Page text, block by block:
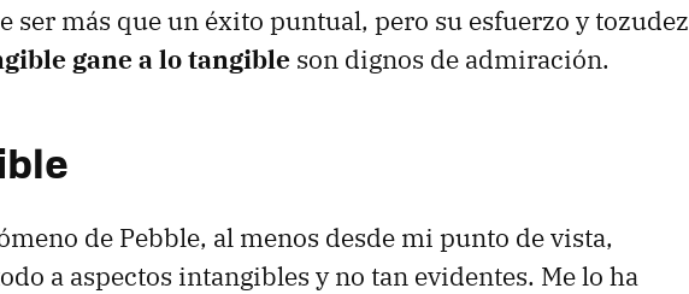
ser más que un éxito puntual, pero su esfuerzo y tozudez
gane a lo tangible son dignos de admiración.
de Pebble, al menos desde mi punto de vista,
a aspectos intangibles y no tan evidentes. Me lo ha